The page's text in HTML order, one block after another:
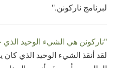
لبرنامج ناركونن."
"ناركونن هي الشيء الوحيد
لقد أنقذ الشيء الوحيد الذي